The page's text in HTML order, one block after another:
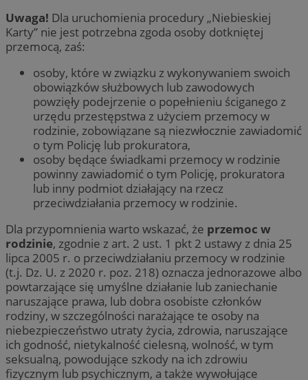
Uwaga! Dla uruchomienia procedury „Niebieskiej
Karty” nie jest potrzebna zgoda osoby dotkniętej
przemocą, zaś:
osoby, które w związku z wykonywaniem swoich
obowiązków służbowych lub zawodowych
powzięły podejrzenie o popełnieniu ściganego z
urzędu przestępstwa z użyciem przemocy w
rodzinie, zobowiązane są niezwłocznie zawiadomić
o tym Policję lub prokuratora,
osoby będące świadkami przemocy w rodzinie
powinny zawiadomić o tym Policję, prokuratora
lub inny podmiot działający na rzecz
przeciwdziałania przemocy w rodzinie.
Dla przypomnienia warto wskazać, że przemoc w
rodzinie, zgodnie z art. 2 ust. 1 pkt 2 ustawy z dnia 25
lipca 2005 r. o przeciwdziałaniu przemocy w rodzinie
(t.j. Dz. U. z 2020 r. poz. 218) oznacza jednorazowe albo
powtarzające się umyślne działanie lub zaniechanie
naruszające prawa, lub dobra osobiste członków
rodziny, w szczególności narażające te osoby na
niebezpieczeństwo utraty życia, zdrowia, naruszające
ich godność, nietykalność cielesną, wolność, w tym
seksualną, powodujące szkody na ich zdrowiu
fizycznym lub psychicznym, a także wywołujące